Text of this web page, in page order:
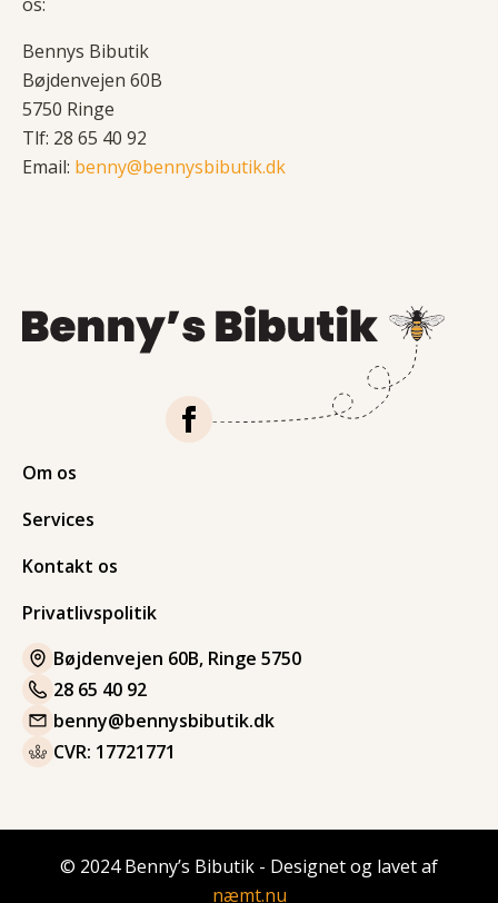
Bennys Bibutik
Bøjdenvejen 60B
5750 Ringe
Tlf: 28 65 40 92
Email: benny@bennysbibutik.dk
Om os
Services
Kontakt os
Privatlivspolitik
Bøjdenvejen 60B, Ringe 5750
28 65 40 92
benny@bennysbibutik.dk
CVR: 17721771
© 2024 Benny’s Bibutik - Designet og lavet af
næmt.nu